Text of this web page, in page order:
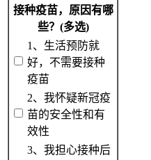
接种疫苗，原因有哪
些？(多选)
1、生活预防就
好，不需要接种
疫苗
2、我怀疑新冠疫
苗的安全性和有
效性
3、我担心接种后